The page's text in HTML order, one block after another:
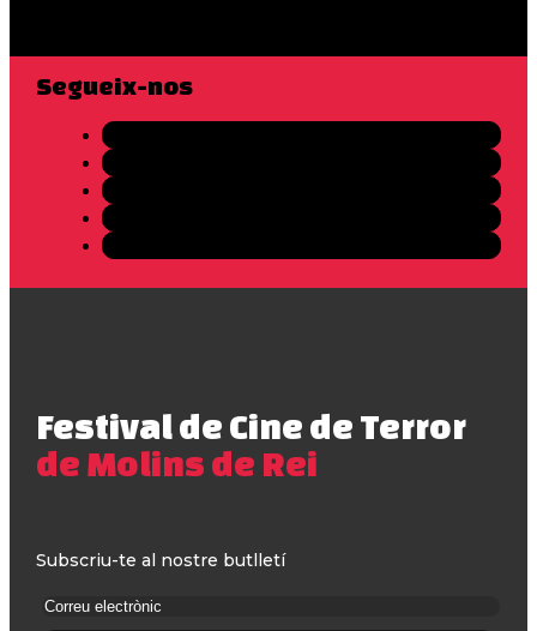
Segueix-nos
Festival de Cine de Terror
de Molins de Rei
Subscriu-te al nostre butlletí